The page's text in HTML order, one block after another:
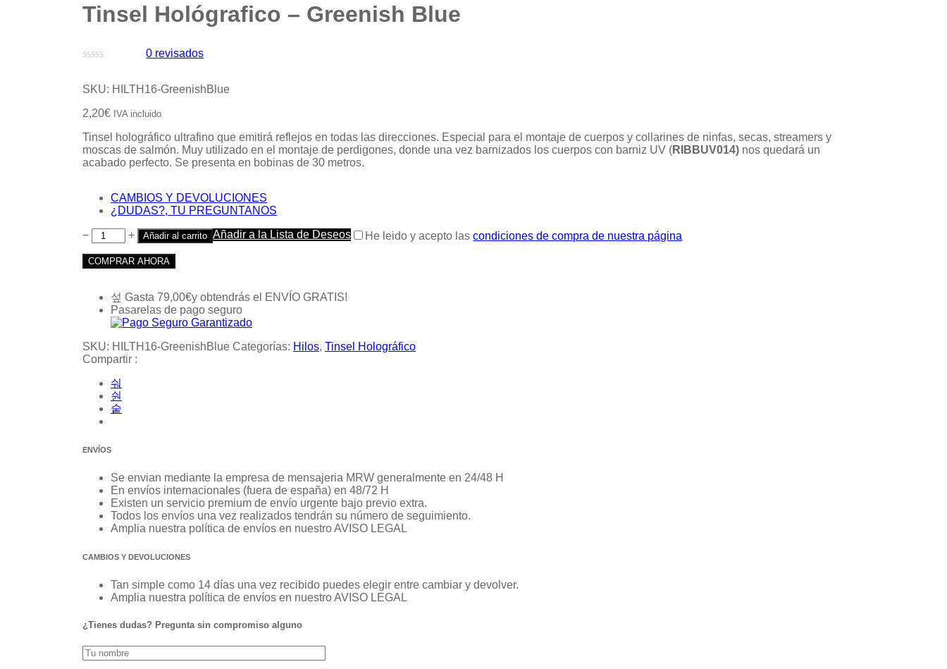
Tinsel Hológrafico – Greenish Blue
0
5
0 revisados
SKU: HILTH16-GreenishBlue
2,20€ IVA incluido
Tinsel holográfico ultrafino que emitirá reflejos en todas las direcciones. Especial para el montaje de cuerpos y collarines de ninfas, secas, streamers y
moscas de salmón. Muy utilizado en el montaje de perdigones, donde una vez barnizados los cuerpos con barniz UV (RIBBUV014) nos quedará un
acabado perfecto. Se presenta en bobinas de 30 metros.
CAMBIOS Y DEVOLUCIONES
¿DUDAS?, TU PREGUNTANOS
− + Añadir al carrito Añadir a la Lista de Deseos He leido y acepto lascondiciones de compra de nuestra página
COMPRAR AHORA
Gasta 79,00€y obtendrás el ENVÍO GRATIS!
Pasarelas de pago seguro
SKU: HILTH16-GreenishBlue Categorías: Hilos, Tinsel Holográfico
Compartir :
ENVÍOS
Se envian mediante la empresa de mensajeria MRW generalmente en 24/48 H
En envíos internacionales (fuera de españa) en 48/72 H
Existen un servicio premium de envío urgente bajo previo extra.
Todos los envíos una vez realizados tendrán su número de seguimiento.
Amplia nuestra política de envíos en nuestro AVISO LEGAL
CAMBIOS Y DEVOLUCIONES
Tan simple como 14 días una vez recibido puedes elegir entre cambiar y devolver.
Amplia nuestra política de envíos en nuestro AVISO LEGAL
¿Tienes dudas? Pregunta sin compromiso alguno